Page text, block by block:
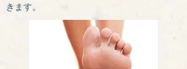
きます。